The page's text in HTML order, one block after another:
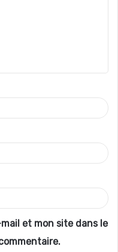
et mon site dans le